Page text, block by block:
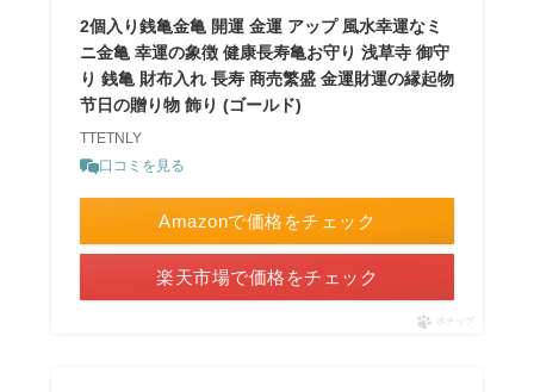
2個入り銭亀金亀 開運 金運 アップ 風水幸運なミ
ニ金亀 幸運の象徴 健康長寿亀お守り 浅草寺 御守
り 銭亀 財布入れ 長寿 商売繁盛 金運財運の縁起物
节日の贈り物 飾り (ゴールド)
TTETNLY
口コミを見る
Amazonで価格をチェック
楽天市場で価格をチェック
ポチップ